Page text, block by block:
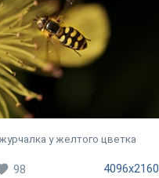
у желтого цветка
4096x2160
98